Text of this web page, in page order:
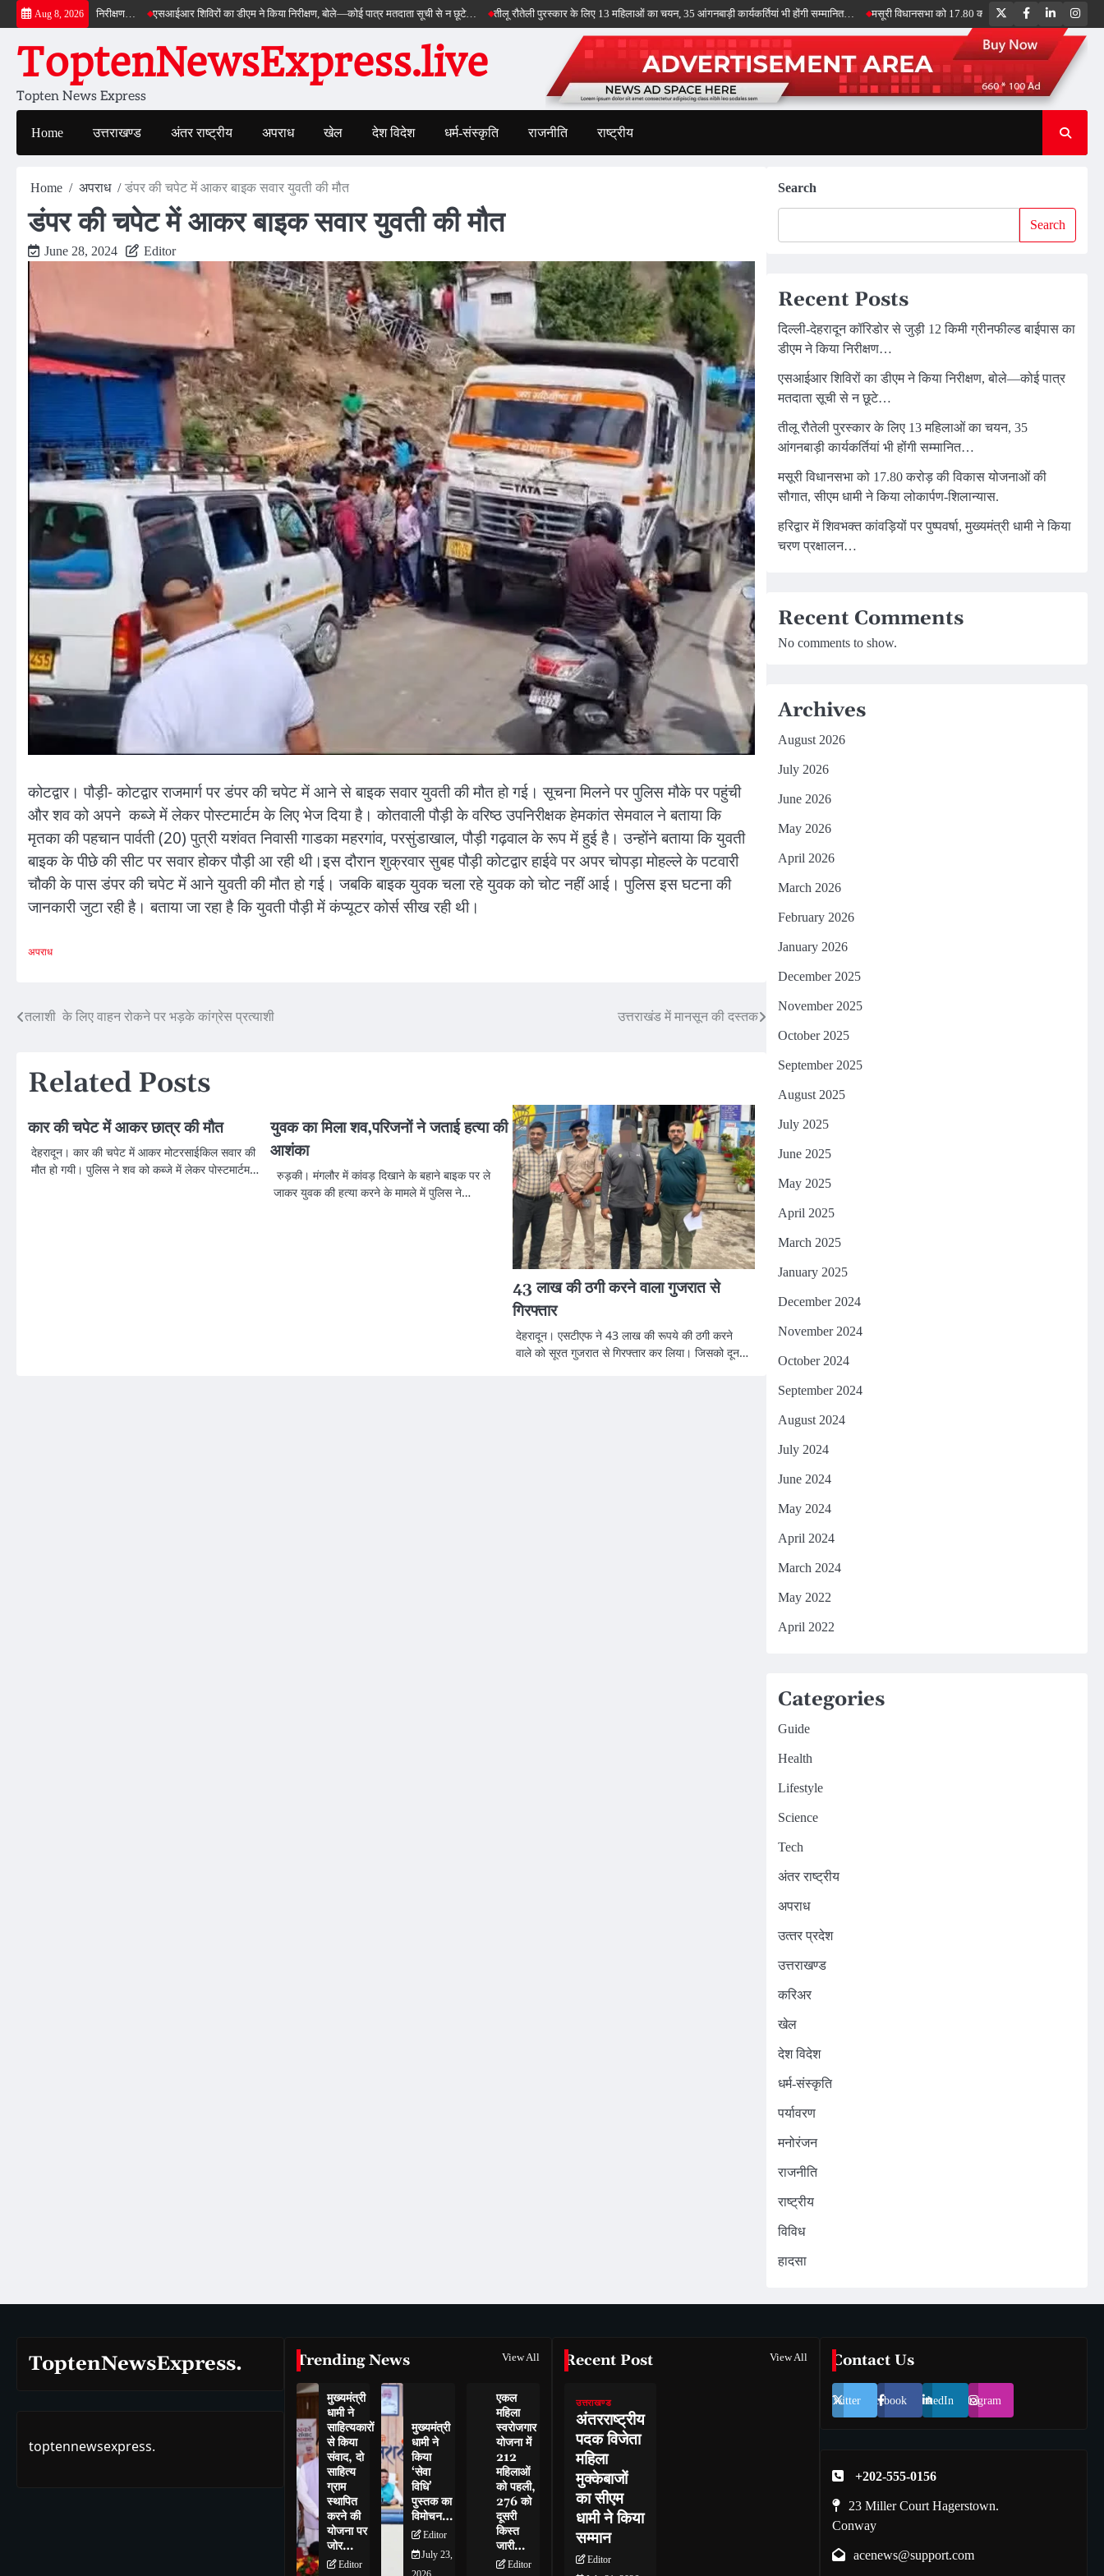
Skip
to
content
Aug 8, 2026
ने किया निरीक्षण… एसआईआर शिविरों का डीएम ने किया निरीक्षण, बोले—कोई पात्र मतदाता सूची से न छूटे… तीलू रौतेली पुरस्कार के लिए 13 महिलाओं का चयन, 35 आंगनबाड़ी कार्यकर्तियां भी होंगी सम्मानित… मसूरी विधानसभा को 17.80 करोड़ की विकास योजनाओं की सौगात, सीएम
TwitterFacebookLinkedIn
ToptenNewsExpress.live
Topten News Express
Home उत्तराखण्ड अंतर राष्ट्रीय अपराध खेल देश विदेश धर्म-संस्कृति राजनीति राष्ट्रीय
Home अपराध डंपर की चपेट में आकर बाइक सवार युवती की मौत
डंपर की चपेट में आकर बाइक सवार युवती की मौत
June 28, 2024 Editor
कोटद्वार। पौड़ी- कोटद्वार राजमार्ग पर डंपर की चपेट में आने से बाइक सवार युवती की मौत हो गई। सूचना मिलने पर पुलिस मौके पर पहुंची
और शव को अपने कब्जे में लेकर पोस्टमार्टम के लिए भेज दिया है। कोतवाली पौड़ी के वरिष्ठ उपनिरीक्षक हेमकांत सेमवाल ने बताया कि
मृतका की पहचान पार्वती (20) पुत्री यशंवत निवासी गाडका महरगांव, परसुंडाखाल, पौड़ी गढ़वाल के रूप में हुई है। उन्होंने बताया कि युवती
बाइक के पीछे की सीट पर सवार होकर पौड़ी आ रही थी।इस दौरान शुक्रवार सुबह पौड़ी कोटद्वार हाईवे पर अपर चोपड़ा मोहल्ले के पटवारी
चौकी के पास डंपर की चपेट में आने युवती की मौत हो गई। जबकि बाइक युवक चला रहे युवक को चोट नहीं आई। पुलिस इस घटना की
जानकारी जुटा रही है। बताया जा रहा है कि युवती पौड़ी में कंप्यूटर कोर्स सीख रही थी।
अपराध
Post
तलाशी के लिए वाहन रोकने पर भड़के कांग्रेस प्रत्याशी उत्तराखंड में मानसून की दस्तक
Related Posts
कार की चपेट में आकर छात्र की मौत
देहरादून। कार की चपेट में आकर मोटरसाईकिल सवार की
मौत हो गयी। पुलिस ने शव को कब्जे में लेकर पोस्टमार्टम…
युवक का मिला शव,परिजनों ने जताई हत्या की
आशंका
रुड़की। मंगलौर में कांवड़ दिखाने के बहाने बाइक पर ले
जाकर युवक की हत्या करने के मामले में पुलिस ने…
43 लाख की ठगी करने वाला गुजरात से
गिरफ्तार
देहरादून। एसटीएफ ने 43 लाख की रूपये की ठगी करने
वाले को सूरत गुजरात से गिरफ्तार कर लिया। जिसको दून…
Search
Search
Recent Posts
दिल्ली-देहरादून कॉरिडोर से जुड़ी 12 किमी ग्रीनफील्ड बाईपास का
डीएम ने किया निरीक्षण…
एसआईआर शिविरों का डीएम ने किया निरीक्षण, बोले—कोई पात्र
मतदाता सूची से न छूटे…
तीलू रौतेली पुरस्कार के लिए 13 महिलाओं का चयन, 35
आंगनबाड़ी कार्यकर्तियां भी होंगी सम्मानित…
मसूरी विधानसभा को 17.80 करोड़ की विकास योजनाओं की
सौगात, सीएम धामी ने किया लोकार्पण-शिलान्यास.
हरिद्वार में शिवभक्त कांवड़ियों पर पुष्पवर्षा, मुख्यमंत्री धामी ने किया
चरण प्रक्षालन…
Recent Comments
No comments to show.
Archives
August 2026
July 2026
June 2026
May 2026
April 2026
March 2026
February 2026
January 2026
December 2025
November 2025
October 2025
September 2025
August 2025
July 2025
June 2025
May 2025
April 2025
March 2025
January 2025
December 2024
November 2024
October 2024
September 2024
August 2024
July 2024
June 2024
May 2024
April 2024
March 2024
May 2022
April 2022
Categories
Guide
Health
Lifestyle
Science
Tech
अंतर राष्ट्रीय
अपराध
उत्‍तर प्रदेश
उत्तराखण्ड
करिअर
खेल
देश विदेश
धर्म-संस्कृति
पर्यावरण
मनोरंजन
राजनीति
राष्ट्रीय
विविध
हादसा
ToptenNewsExpress.
toptennewsexpress.
Trending News View All
मुख्यमंत्री
धामी ने
साहित्यकारों
से किया
संवाद, दो
साहित्य
ग्राम
स्थापित
करने की
योजना पर
जोर…
Editor
मुख्यमंत्री
धामी ने
किया
‘सेवा
विधि’
पुस्तक का
विमोचन…
Editor
July 23,
एकल
महिला
स्वरोजगार
योजना में
212
महिलाओं
को पहली,
276 को
दूसरी
किस्त
जारी…
Editor
Recent Post View All
उत्तराखण्ड
अंतरराष्ट्रीय
पदक विजेता
महिला
मुक्केबाजों
का सीएम
धामी ने किया
सम्मान
Editor
Contact Us
Twitter Facebook LinkedIn Instagram
+202-555-0156
23 Miller Court Hagerstown.
Conway
acenews@support.com